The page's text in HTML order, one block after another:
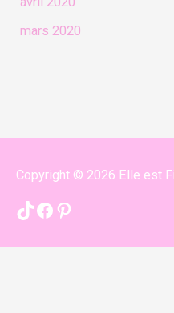
mars 2020
Copyright © 2026 Elle est
TikTok
Facebook
Pinterest